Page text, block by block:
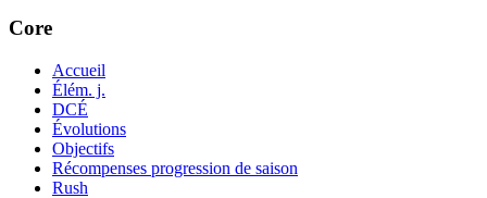
Core
Accueil
Élém. j.
DCÉ
Évolutions
Objectifs
Récompenses progression de saison
Rush